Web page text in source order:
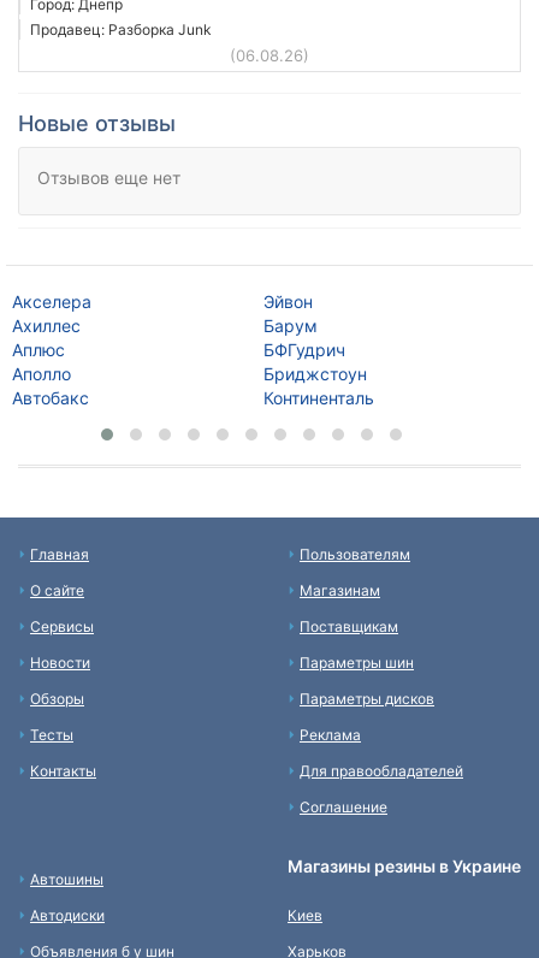
Город: Днепр
Продавец: Разборка Junk
(06.08.26)
Новые отзывы
Отзывов еще нет
Акселера
Ахиллес
Аплюс
Аполло
Автобакс
Эйвон
Барум
БФГудрич
Бриджстоун
Континенталь
Главная
О сайте
Сервисы
Новости
Обзоры
Тесты
Контакты
Пользователям
Магазинам
Поставщикам
Параметры шин
Параметры дисков
Реклама
Для правообладателей
Соглашение
Автошины
Автодиски
Объявления б у шин
Магазины резины в Украине
Киев
Харьков